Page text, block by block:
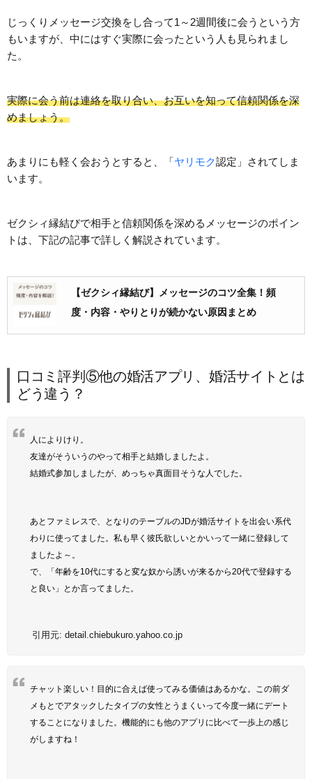
じっくりメッセージ交換をし合って1～2週間後に会うという方
もいますが、中にはすぐ実際に会ったという人も見られまし
た。
実際に会う前は連絡を取り合い、お互いを知って信頼関係を深
めましょう。
あまりにも軽く会おうとすると、「ヤリモク認定」されてしま
います。
ゼクシィ縁結びで相手と信頼関係を深めるメッセージのポイン
トは、下記の記事で詳しく解説されています。
【ゼクシィ縁結び】メッセージのコツ全集！頻
度・内容・やりとりが続かない原因まとめ
口コミ評判⑤他の婚活アプリ、婚活サイトとは
どう違う？
人によりけり。
友達がそういうのやって相手と結婚しましたよ。
結婚式参加しましたが、めっちゃ真面目そうな人でした。
あとファミレスで、となりのテーブルのJDが婚活サイトを出会い系代
わりに使ってました。私も早く彼氏欲しいとかいって一緒に登録して
ましたよ～。
で、「年齢を10代にすると変な奴から誘いが来るから20代で登録する
と良い」とか言ってました。
引用元: detail.chiebukuro.yahoo.co.jp
チャット楽しい！目的に合えば使ってみる価値はあるかな。この前ダ
メもとでアタックしたタイプの女性とうまくいって今度一緒にデート
することになりました。機能的にも他のアプリに比べて一歩上の感じ
がしますね！